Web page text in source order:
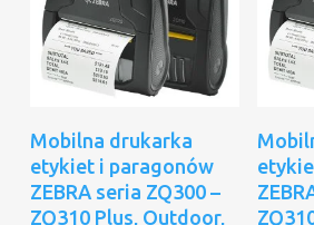
Dodaj Do Koszyka
Mobilna drukarka
etykiet i paragonów
ZEBRA seria ZQ300 –
ZQ310 Plus, Outdoor,